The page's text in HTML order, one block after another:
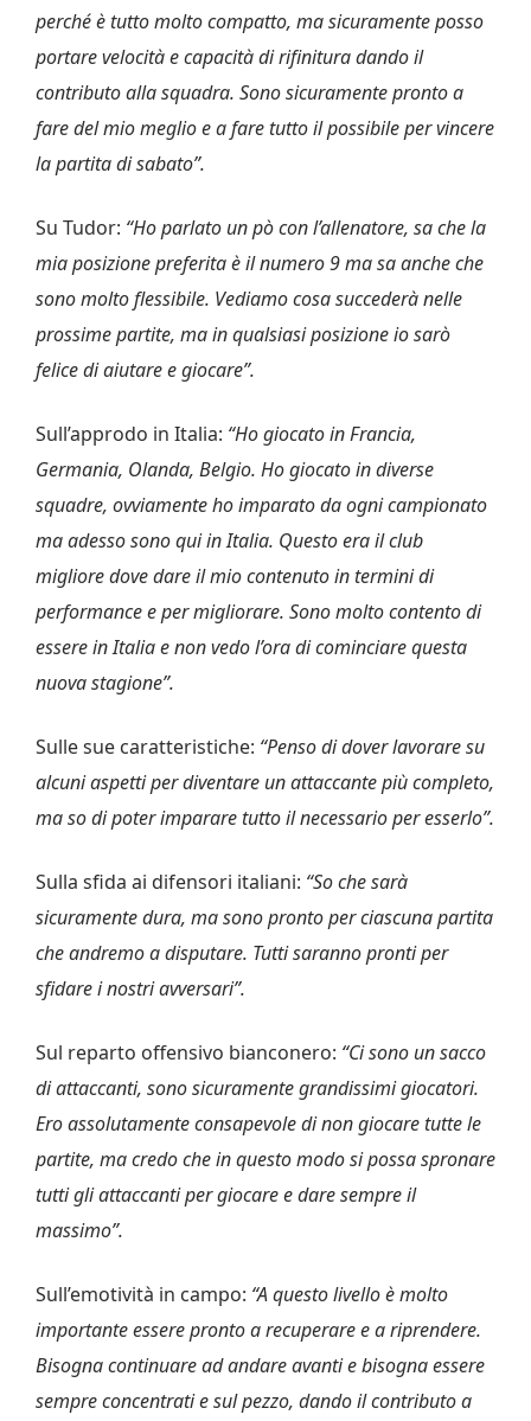
perché è tutto molto compatto, ma sicuramente posso
portare velocità e capacità di rifinitura dando il
contributo alla squadra. Sono sicuramente pronto a
fare del mio meglio e a fare tutto il possibile per vincere
la partita di sabato”.
Su Tudor: “Ho parlato un pò con l’allenatore, sa che la
mia posizione preferita è il numero 9 ma sa anche che
sono molto flessibile. Vediamo cosa succederà nelle
prossime partite, ma in qualsiasi posizione io sarò
felice di aiutare e giocare”.
Sull’approdo in Italia: “Ho giocato in Francia,
Germania, Olanda, Belgio. Ho giocato in diverse
squadre, ovviamente ho imparato da ogni campionato
ma adesso sono qui in Italia. Questo era il club
migliore dove dare il mio contenuto in termini di
performance e per migliorare. Sono molto contento di
essere in Italia e non vedo l’ora di cominciare questa
nuova stagione”.
Sulle sue caratteristiche: “Penso di dover lavorare su
alcuni aspetti per diventare un attaccante più completo,
ma so di poter imparare tutto il necessario per esserlo”.
Sulla sfida ai difensori italiani: “So che sarà
sicuramente dura, ma sono pronto per ciascuna partita
che andremo a disputare. Tutti saranno pronti per
sfidare i nostri avversari”.
Sul reparto offensivo bianconero: “Ci sono un sacco
di attaccanti, sono sicuramente grandissimi giocatori.
Ero assolutamente consapevole di non giocare tutte le
partite, ma credo che in questo modo si possa spronare
tutti gli attaccanti per giocare e dare sempre il
massimo”.
Sull’emotività in campo: “A questo livello è molto
importante essere pronto a recuperare e a riprendere.
Bisogna continuare ad andare avanti e bisogna essere
sempre concentrati e sul pezzo, dando il contributo a